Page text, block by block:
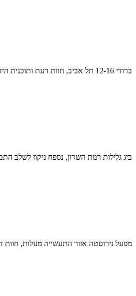
ברודי 12-16 תל אביב, חוות דעת ותוכנית הידרולוגית לניהול מי נגר
ביג גלילות רמת השרון, נספח ניקוז לשלב
מפעל נירוסטה אזור התעשייה מעלות, חוות